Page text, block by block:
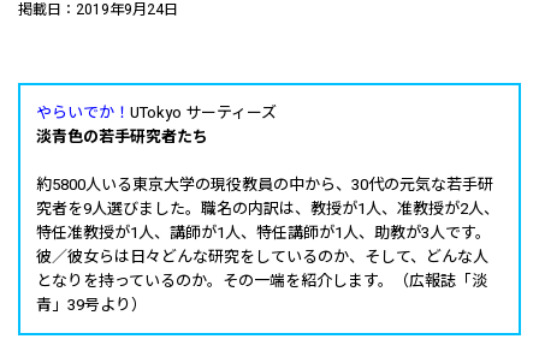
掲載日：2019年9月24日
やらいでか！ UTokyo サーティーズ
淡青色の若手研究者たち
約5800人いる東京大学の現役教員の中から、30代の元気な若手研
究者を9人選びました。職名の内訳は、教授が1人、准教授が2人、
特任准教授が1人、講師が1人、特任講師が1人、助教が3人です。
彼／彼女らは日々どんな研究をしているのか、そして、どんな人
となりを持っているのか。その一端を紹介します。（広報誌「淡
青」39号より）